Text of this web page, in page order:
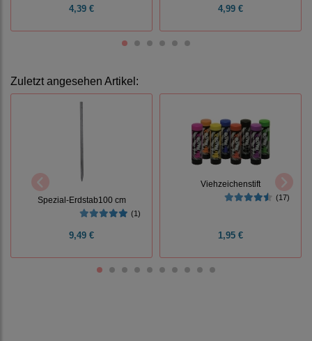
4,39 € 4,99 €
Zuletzt angesehen Artikel:
Spezial-Erdstab100 cm
(1)
9,49 €
Viehzeichenstift
(17)
1,95 €